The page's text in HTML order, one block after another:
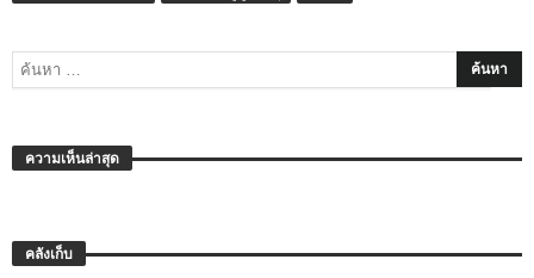
ความเห็นล่าสุด
คลังเก็บ